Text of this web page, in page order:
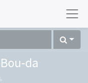
da